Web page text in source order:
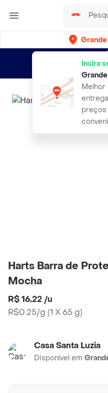
Insira
Melhor
preços
Entregas
Harts Barra de
Mocha
R$ 16,22 /u
R$0.25/g (1 X 65 g)
Casa Santa Luzia
Disponível em